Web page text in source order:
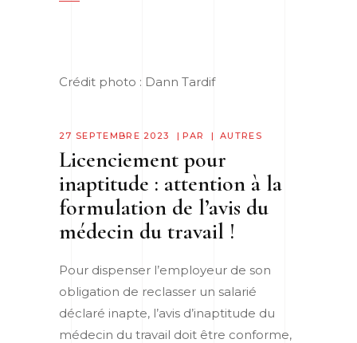
Crédit photo : Dann Tardif
27 SEPTEMBRE 2023 PAR AUTRES
Licenciement pour
inaptitude : attention à la
formulation de l’avis du
médecin du travail !
Pour dispenser l’employeur de son
obligation de reclasser un salarié
déclaré inapte, l’avis d’inaptitude du
médecin du travail doit être conforme,